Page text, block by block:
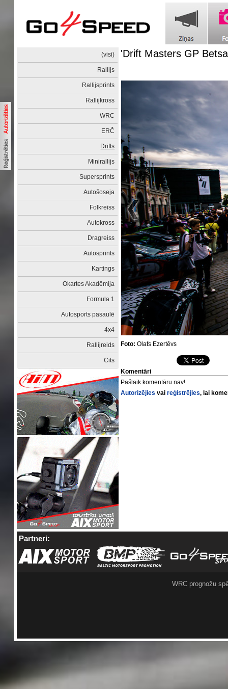
(visi)
Rallijs
Rallijsprints
Rallijkross
WRC
ERČ
Drifts
Minirallijs
Supersprints
Autošoseja
Folkreiss
Autokross
Dragreiss
Autosprints
Kartings
Okartes Akadēmija
Formula 1
Autosports pasaulē
4x4
Rallijreids
Cits
'Drift Masters GP
Foto: Olafs Ezertēvs
Komentāri
Pašlaik komentāru nav!
Autorizējies vaireģistrējies, lai
Partneri:
WRC prognožu